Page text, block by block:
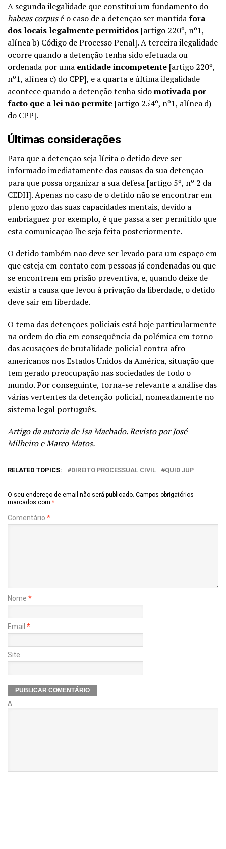
A segunda ilegalidade que constitui um fundamento do
habeas corpusé o caso de a detenção ser mantidafora
dos locais legalmente permitidos [artigo 220º, nº1,
alínea b) Código de Processo Penal]. A terceira ilegalidade
ocorre quando a detenção tenha sido efetuada ou
ordenada por uma entidade incompetente [artigo 220º,
nº1, alínea c) do CPP], e a quarta e última ilegalidade
acontece quando a detenção tenha sidomotivada por
facto que a lei não permite [artigo 254º, nº1, alínea d)
do CPP].
Últimas considerações
Para que a detenção seja lícita o detido deve ser
informado imediatamente das causas da sua detenção
para que possa organizar a sua defesa [artigo 5º, nº 2 da
CEDH]. Apenas no caso de o detido não se encontrar em
pleno gozo das suas capacidades mentais, devido a
embriaguez por exemplo, é que passa a ser permitido que
esta comunicação lhe seja feita posteriormente.
O detido também não deve ser levado para um espaço em
que esteja em contato com pessoas já condenadas ou que
se encontrem em prisão preventiva, e, quando deixe de
existir a causa que levou à privação da liberdade, o detido
deve sair em liberdade.
O tema das detenções policiais está hoje particularmente
na ordem do dia em consequência da polémica em torno
das acusações de brutalidade policial contra afro-
americanos nos Estados Unidos da América, situação que
tem gerado preocupação nas sociedades de todo o
mundo. Por conseguinte, torna-se relevante a análise das
várias vertentes da detenção policial, nomeadamente no
sistema legal português.
Artigo da autoria de Isa Machado. Revisto por José
Milheiro e Marco Matos.
RELATED TOPICS: DIREITO PROCESSUAL CIVIL QUID JUP
O seu endereço de email não será publicado. Campos obrigatórios
marcados com *
Comentário *
Nome *
Email *
Site
Δ